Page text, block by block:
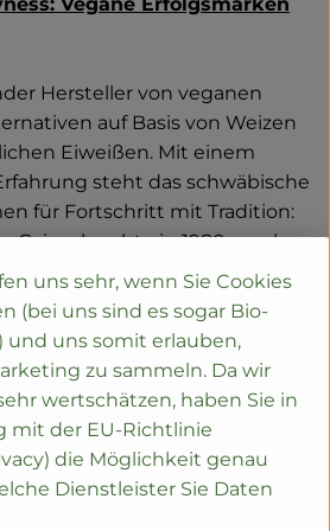
Hersteller von veganen
auf Basis von Weizen
Eiweißen. Mit einem
steht das schwäbische
für Fortschritt mit Tradition:
Gaiser brachte in 1980ern als
Tofu nach Deutschland. Ein
er die 1500 Jahre alte, von
begründete Seitan-
Geschmack neu.
Produkte wie Würste, Steaks
eben rein pflanzlich, aus
Bio-Produkte werden
und „Veggyness“
uns sehr, wenn Sie Cookies
(bei uns sind es sogar Bio-
und uns somit erlauben,
zu sammeln. Da wir
wertschätzen, haben Sie in
mit der EU-Richtlinie
die Möglichkeit genau
Dienstleister Sie Daten